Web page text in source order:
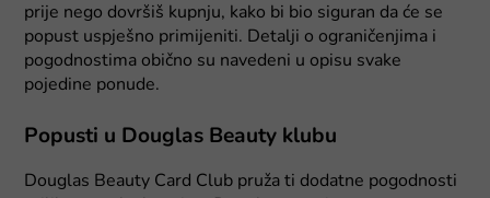
prije nego dovršiš kupnju, kako bi bio siguran da će se
popust uspješno primijeniti. Detalji o ograničenjima i
pogodnostima obično su navedeni u opisu svake
pojedine ponude.
Popusti u Douglas Beauty klubu
Douglas Beauty Card Club pruža ti dodatne pogodnosti